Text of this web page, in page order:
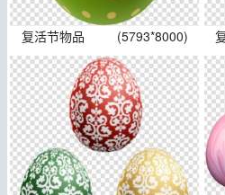
复活节物品 (5793*8000)